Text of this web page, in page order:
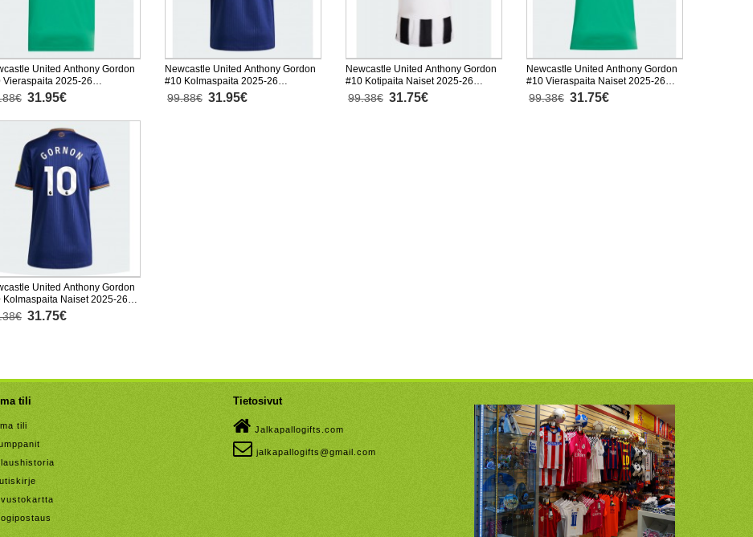
United Anthony Gordon
Vieraspaita 2025-26
31.95€
Newcastle United Anthony Gordon
#10 Kolmaspaita 2025-26
Lyhythihainen
99.88€ 31.95€
Newcastle United Anthony Gordon
#10 Kotipaita Naiset 2025-26
Lyhythihainen
99.38€ 31.75€
Newcastle United Anthony Gordon
#10 Vieraspaita Naiset 2025-26
Lyhythihainen
99.38€ 31.75€
United Anthony Gordon
Kolmaspaita Naiset 2025-26
31.75€
tili
tili
Tietosivut
Jalkapallogifts.com
jalkapallogifts@gmail.com